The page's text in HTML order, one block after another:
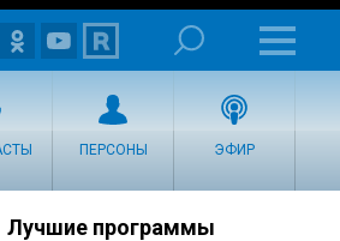
ПЕРСОНЫ ЭФИР
Лучшие программы